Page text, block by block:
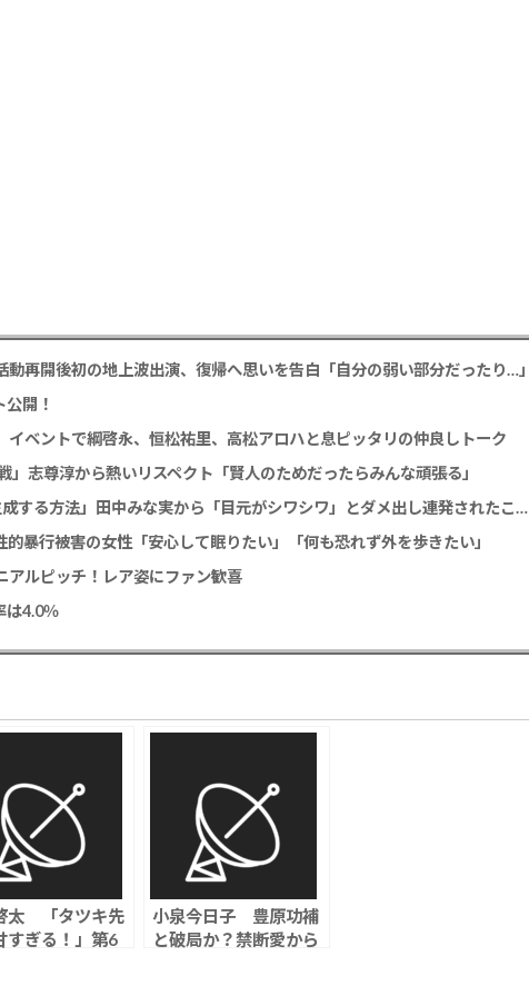
再開後初の地上波出演、復帰へ思いを告白「自分の弱い部分だったり…」
開！
ベントで綱啓永、恒松祐里、高松アロハと息ピッタリの仲良しトーク
志尊淳から熱いリスペクト「賢人のためだったらみんな頑張る」
重岡大毅 「5秒で完全犯罪を生成する方法」田中みな実から「目元がシワシワ」とダメ出し連発されたことを暴露
暴行被害の女性「安心して眠りたい」「何も恐れず外を歩きたい」
アルピッチ！レア姿にファン歓喜
4.0％
太 「タツキ先
すぎる！」第6
小泉今日子 豊原功補
と破局か？禁断愛から